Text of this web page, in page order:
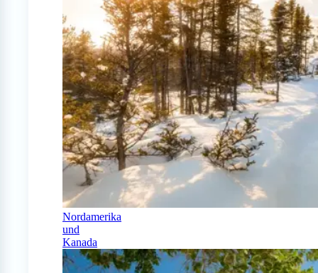
Nordamerika
und
Kanada